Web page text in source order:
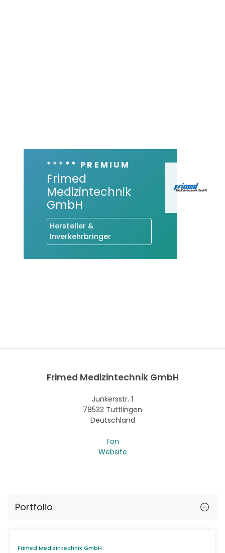
***** PREMIUM
Frimed
Medizintechnik
GmbH
Hersteller &
Inverkehrbringer
Frimed Medizintechnik GmbH
Junkersstr. 1
78532 Tuttlingen
Deutschland
Fon
Website
Portfolio
Frimed Medizintechnik GmbH